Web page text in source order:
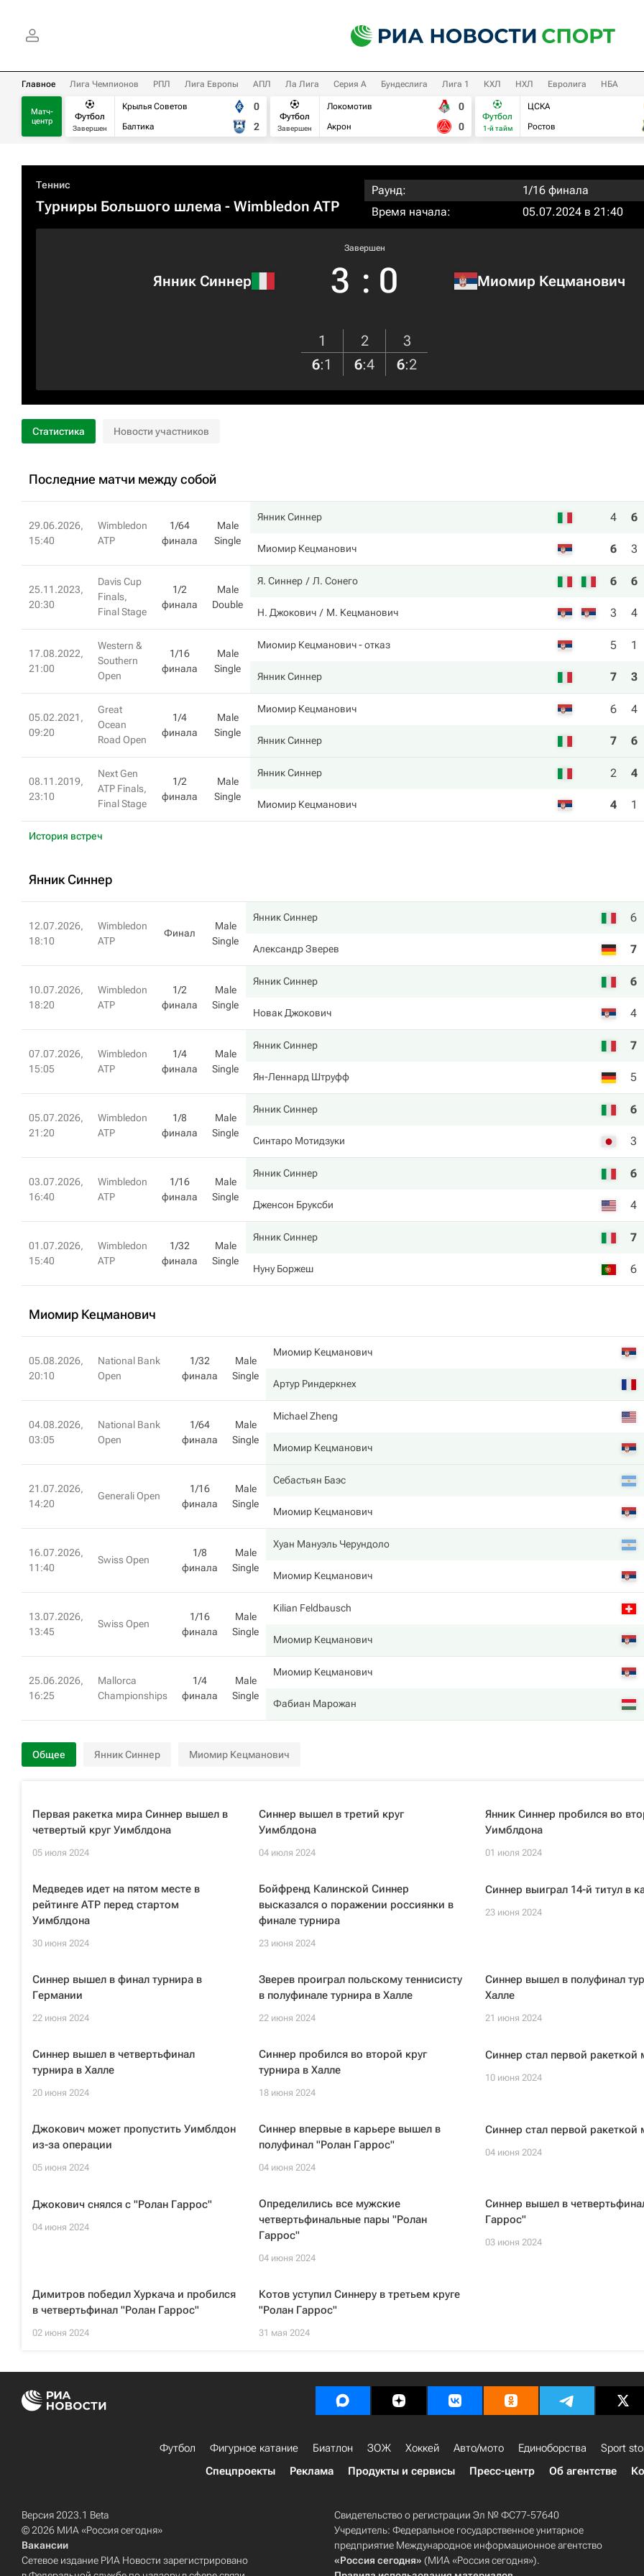
Главное Лига Чемпионов РПЛ Лига Европы АПЛ Ла Лига Серия А Бундеслига Лига 1 КХЛ НХЛ Евролига НБА
Матч-
центр
Футбол
Завершен
Крылья Советов
Балтика
0
2
Футбол
Завершен
Локомотив
Акрон
0
0
Футбол
1-й тайм
ЦСКА
Ростов
Теннис
Турниры Большого шлема - Wimbledon ATP
Раунд:
1/16 финала
Время начала:
05.07.2024 в 21:40
Янник Синнер
Завершен
3 : 0 Миомир Кецманович
1 2
3
6:1 6:4 6:2
Статистика Новости участников
Последние матчи между собой
29.06.2026,
15:40
Wimbledon
ATP
1/64
финала
Male
Single
Янник Синнер 4 6
Миомир Кецманович 6 3
25.11.2023,
20:30
Davis Cup
Finals,
Final Stage
1/2
финала
Male
Double
Я. Синнер Л. Сонего 6 6
Н. Джокович М. Кецманович 3 4
17.08.2022,
21:00
Western &
Southern
Open
1/16
финала
Male
Single
Миомир Кецманович- отказ 5 1
Янник Синнер 7 3
05.02.2021,
09:20
Great
Ocean
Road Open
1/4
финала
Male
Single
Миомир Кецманович 6 4
Янник Синнер 7 6
08.11.2019,
23:10
Next Gen
ATP Finals,
Final Stage
1/2
финала
Male
Single
Янник Синнер 2 4
Миомир Кецманович 4 1
История встреч
Янник Синнер
12.07.2026,
18:10
Wimbledon
ATP
Финал
Male
Single
Янник Синнер 6
Александр Зверев 7
10.07.2026,
18:20
Wimbledon
ATP
1/2
финала
Male
Single
Янник Синнер 6
Новак Джокович 4
07.07.2026,
15:05
Wimbledon
ATP
1/4
финала
Male
Single
Янник Синнер 7
Ян-Леннард Штруфф 5
05.07.2026,
21:20
Wimbledon
ATP
1/8
финала
Male
Single
Янник Синнер 6
Синтаро Мотидзуки 3
03.07.2026,
16:40
Wimbledon
ATP
1/16
финала
Male
Single
Янник Синнер 6
Дженсон Бруксби 4
01.07.2026,
15:40
Wimbledon
ATP
1/32
финала
Male
Single
Янник Синнер 7
Нуну Боржеш 6
Миомир Кецманович
05.08.2026,
20:10
National Bank
Open
1/32
финала
Male
Single
Миомир Кецманович
Артур Риндеркнех
04.08.2026,
03:05
National Bank
Open
1/64
финала
Male
Single
Michael Zheng
Миомир Кецманович
21.07.2026,
14:20
Generali Open
1/16
финала
Male
Single
Себастьян Баэс
Миомир Кецманович
16.07.2026,
11:40
Swiss Open
1/8
финала
Male
Single
Хуан Мануэль Черундоло
Миомир Кецманович
13.07.2026,
13:45
Swiss Open
1/16
финала
Male
Single
Kilian Feldbausch
Миомир Кецманович
25.06.2026,
16:25
Mallorca
Championships
1/4
финала
Male
Single
Миомир Кецманович
Фабиан Марожан
Общее Янник Синнер Миомир Кецманович
Первая ракетка мира Синнер вышел в
четвертый круг Уимблдона
05 июля 2024
Синнер вышел в третий круг
Уимблдона
04 июля 2024
Янник Синнер пробился во
Уимблдона
01 июля 2024
Медведев идет на пятом месте в
рейтинге ATP перед стартом
Уимблдона
30 июня 2024
Бойфренд Калинской Синнер
высказался о поражении россиянки в
финале турнира
23 июня 2024
Синнер выиграл 14-й титул в
23 июня 2024
Синнер вышел в финал турнира в
Германии
22 июня 2024
Зверев проиграл польскому теннисисту
в полуфинале турнира в Халле
22 июня 2024
Синнер вышел в полуфинал
Халле
21 июня 2024
Синнер вышел в четвертьфинал
турнира в Халле
20 июня 2024
Синнер пробился во второй круг
турнира в Халле
18 июня 2024
Синнер стал первой ракеткой
10 июня 2024
Джокович может пропустить Уимблдон
из-за операции
05 июня 2024
Синнер впервые в карьере вышел в
полуфинал "Ролан Гаррос"
04 июня 2024
Синнер стал первой ракеткой
04 июня 2024
Джокович снялся с "Ролан Гаррос"
04 июня 2024
Определились все мужские
четвертьфинальные пары "Ролан
Гаррос"
04 июня 2024
Синнер вышел в
Гаррос"
03 июня 2024
Димитров победил Хуркача и пробился
в четвертьфинал "Ролан Гаррос"
02 июня 2024
Котов уступил Синнеру в третьем круге
"Ролан Гаррос"
31 мая 2024
Футбол Фигурное катание Биатлон ЗОЖ Хоккей Авто/мото Единоборства Sport
Спецпроекты
Реклама Продукты и сервисы Пресс-центр Об агентстве
Версия 2023.1 Beta
© 2026 МИА «Россия сегодня»
Вакансии
Сетевое издание РИА Новости зарегистрировано
Свидетельство о регистрации Эл № ФС77-57640
Учредитель: Федеральное государственное унитарное
предприятие Международное информационное агентство
«Россия сегодня» (МИА «Россия сегодня»).